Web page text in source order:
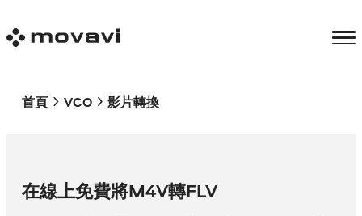
首頁 VCO 影片轉換
在線上免費將M4V轉FLV